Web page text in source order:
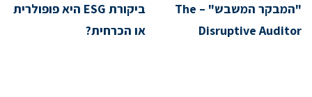
"המבקר המשבש" – The
Disruptive Auditor
ביקורת ESG היא פופולרית
או הכרחית?